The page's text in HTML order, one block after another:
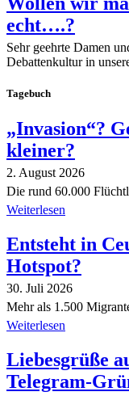
echt….?
Sehr geehrte Damen
Debattenkultur in
Tagebuch
„Invasion“?
kleiner?
2. August 2026
Die rund 60.000
Weiterlesen
Entsteht in
Hotspot?
30. Juli 2026
Mehr als 1.500
Weiterlesen
Liebesgrüße
Telegram-